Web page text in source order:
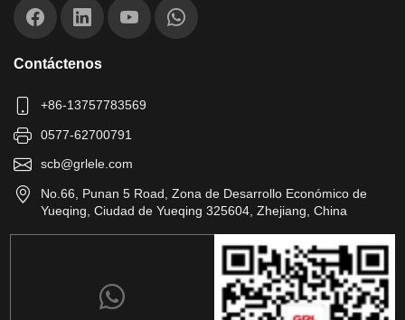
Contáctenos
+86-13757783569
0577-62700791
scb@grlele.com
No.66, Punan 5 Road, Zona de Desarrollo Económico de
Yueqing, Ciudad de Yueqing 325604, Zhejiang, China